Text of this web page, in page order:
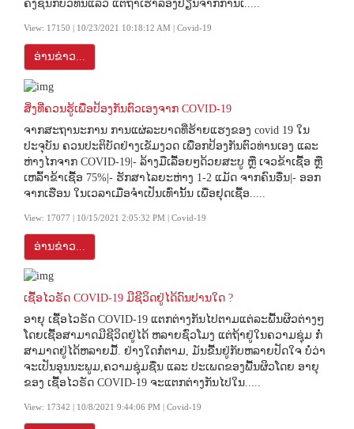
ຄົງຊີນກັບວິທີນີ້ແລ້ວ ແຕ່ຖ້າເຮົາລອງປ່ຽນຈາກການເ.....
View: 17150 | 10/23/2021 10:18:12 AM | Covid-19
ອ່ານຂ່າວ...
ສິ່ງທີ່ຄວນຮູ້ເພື່ອປ້ອງກັນຕົວເອງຈາກ COVID-19
ຈາກສະຖານະການ ການແຜ່ລະບາດທີ່ຮ້າຍແຮງຂອງ covid 19 ໃນ
ປະຈຸບັນ ຄວນປະຕິບັດຢ່າງເຂັມງວດ ເພື່ອກປ້ອງກັນຕົວທ່ານເອງ ແລະ
ຫ່າງໄກຈາກ COVID-19|- ລ້າງມືເລື້ອຍໆດ້ວຍສະບູ ຫຼື ເຈວຂ້າເຊື້ອ ຫຼື
ເຫລົ້າຂ້າເຊື້ອ 75%|- ຮັກສາໄລຍະຫ່າງ 1-2 ແມັດ ຈາກຄົນອື່ນ|- ອອກ
ຈາກເຮືອນ ໃນເວລາເມື່ອຈໍາເປັນເທົ່ານັ້ນ ເພື່ອຢຸດເຊື້ອ.....
View: 17077 | 10/15/2021 2:05:32 PM | Covid-19
ອ່ານຂ່າວ...
ເຊື້ອໄວຣັດ COVID-19 ມີຊີວິດຢູ່ໄດ້ດົນປານໃດ ?
ອາຍຸ ເຊື້ອໄວຣັດ COVID-19 ແຕກຕ່າງກັນໄປຕາມແຕ່ລະພື້ນຜິວຕ່າງໆ
ໂດຍເຊື້ອສາມາດມີຊີວິດຢູ່ໄດ້ ຫລາຍຊົ່ວໂມງ ແຕ່ຖ້າຢູ່ໃນຄວາມຊຸ່ມ ກໍ່
ສາມາດຢູ່ໄດ້ຫລາຍມື້. ຢ່າງໃດກໍ່ຕາມ, ມັນຂື້ນຢູ່ກັບຫລາຍປັດໃຈ ບໍ່ວ່າ
ຈະເປັນອຸນນະພູມ,ຄວາມຊຸ່ມຊື່ນ ແລະ ປະເພດຂອງພື້ນຜິວໂດຍ ອາຍຸ
ຂອງ ເຊື້ອໄວຣັດ COVID-19 ຈະແຕກຕ່າງກັນໄປໃນ.....
View: 17342 | 10/8/2021 9:44:06 PM | Covid-19